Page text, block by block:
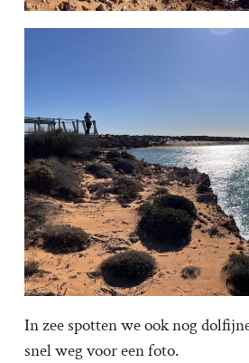
In zee spotten we ook nog
snel weg voor een foto.